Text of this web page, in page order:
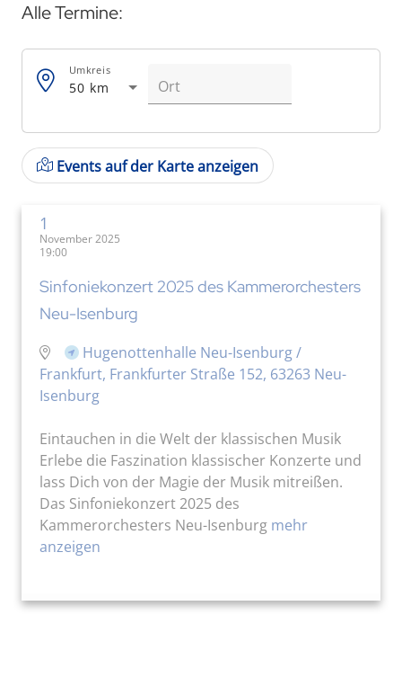
Alle Termine:
50 km
Umkreis
Events auf der Karte anzeigen
1
November 2025
19:00
Sinfoniekonzert 2025 des Kammerorchesters
Neu-Isenburg
Hugenottenhalle Neu-Isenburg /
Frankfurt, Frankfurter Straße 152, 63263 Neu-
Isenburg
Eintauchen in die Welt der klassischen Musik
Erlebe die Faszination klassischer Konzerte und
lass Dich von der Magie der Musik mitreißen.
Das Sinfoniekonzert 2025 des
Kammerorchesters Neu-Isenburg mehr
anzeigen